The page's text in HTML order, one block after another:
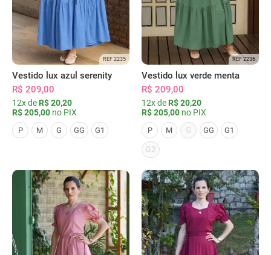
REF 2235
Vestido lux azul serenity
R$ 209,00
12x de R$ 20,20
R$ 205,00 no PIX
P M G GG G1
REF 2236
Vestido lux verde menta
R$ 209,00
12x de R$ 20,20
R$ 205,00 no PIX
P M G GG G1
G2